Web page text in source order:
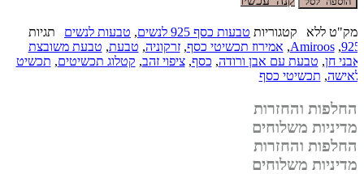
מק"ט ללא קטגוריות טבעות כסף 925 לנשים , טבעות לנשים
תגיות
925
,
Amiroos
, אמירוז תכשיטי כסף,זרקוניה, טבעת, טבעת משובצת
אבני חן, טבעת עם אבן ורודה, כסף,ציפוי זהב, קטלוג תכשיטים, תכשיט
לאישה, תכשיטי כסף
החלפות והחזרות
מדיניות משלוחים
החלפות והחזרות
מדיניות משלוחים